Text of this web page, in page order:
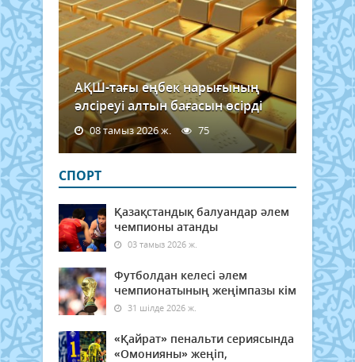
АҚШ-тағы еңбек нарығының
әлсіреуі алтын бағасын өсірді
08 тамыз 2026 ж. 75
СПОРТ
Қазақстандық балуандар әлем
чемпионы атанды
03 тамыз 2026 ж.
Футболдан келесі әлем
чемпионатының жеңімпазы кім
31 шілде 2026 ж.
«Қайрат» пенальти сериясында
«Омонияны» жеңіп,